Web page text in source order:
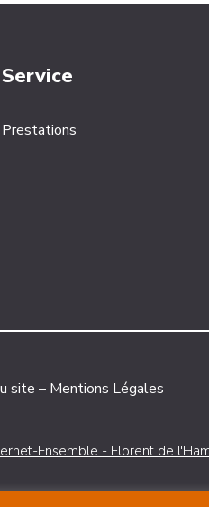
Service
Prestations
site – Mentions Légales
Ensemble - Florent de